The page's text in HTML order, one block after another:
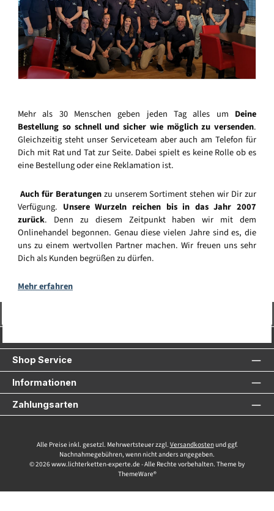
Mehr als 30 Menschen geben jeden Tag alles um Deine
Bestellung so schnell und sicher wie möglich zu versenden.
Gleichzeitig steht unser Serviceteam aber auch am Telefon für
Dich mit Rat und Tat zur Seite. Dabei spielt es keine Rolle ob es
eine Bestellung oder eine Reklamation ist.
Auch für Beratungenzu unserem Sortiment stehen wir Dir zur
Verfügung. Unsere Wurzeln reichen bis in das Jahr 2007
zurück. Denn zu diesem Zeitpunkt haben wir mit dem
Onlinehandel begonnen. Genau diese vielen Jahre sind es, die
uns zu einem wertvollen Partner machen. Wir freuen uns sehr
Dich als Kunden begrüßen zu dürfen.
Mehr erfahren
Shop Service
Informationen
Zahlungsarten
Alle Preise inkl. gesetzl. Mehrwertsteuer zzgl. Versandkostenund ggf.
Nachnahmegebühren, wenn nicht anders angegeben.
© 2026 www.lichterketten-experte.de - Alle Rechte vorbehalten. Theme by
ThemeWare®